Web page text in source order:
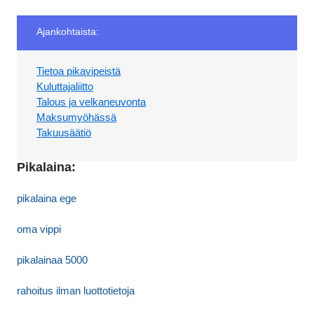
Ajankohtaista:
Tietoa pikavipeistä
Kuluttajaliitto
Talous ja velkaneuvonta
Maksumyöhässä
Takuusäätiö
Pikalaina:
pikalaina ege
oma vippi
pikalainaa 5000
rahoitus ilman luottotietoja